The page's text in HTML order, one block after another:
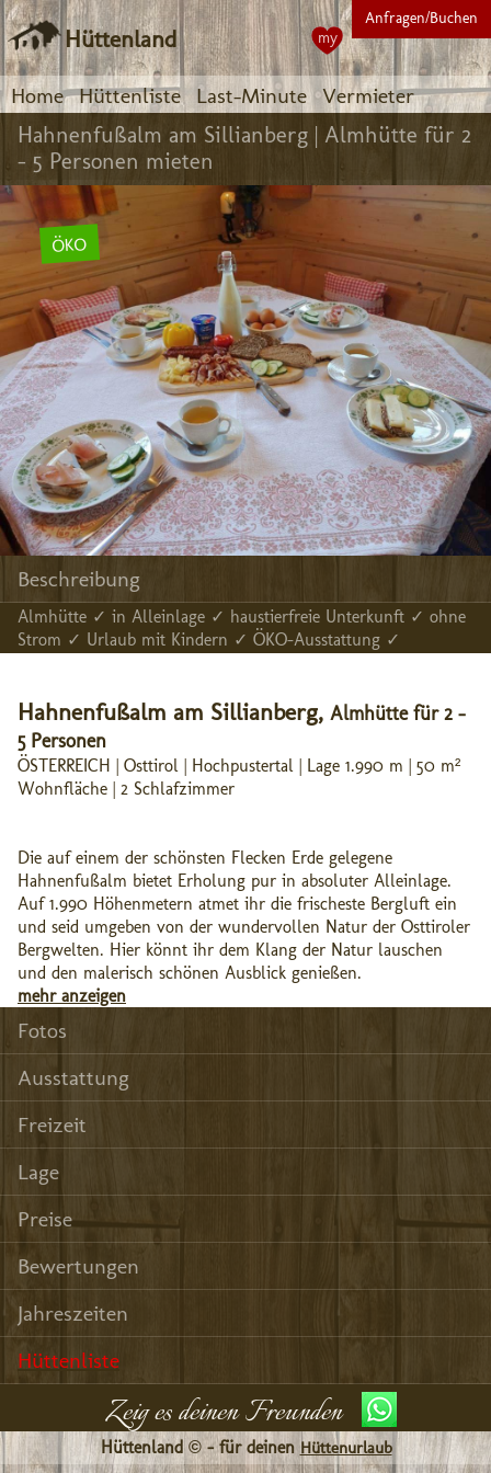
Hüttenland
Home Hüttenliste Last-Minute Vermieter
Anfragen/Buchen
my
Hahnenfußalm am Sillianberg | Almhütte für 2
- 5 Personen mieten
ÖKO
Beschreibung
Almhütte ✓ in Alleinlage ✓ haustierfreie Unterkunft ✓ ohne
Strom ✓ Urlaub mit Kindern ✓ ÖKO-Ausstattung ✓
Hahnenfußalm am Sillianberg, Almhütte für 2 -
5 Personen
ÖSTERREICH | Osttirol | Hochpustertal | Lage 1.990 m | 50 m²
Wohnfläche | 2 Schlafzimmer
Die auf einem der schönsten Flecken Erde gelegene
Hahnenfußalm bietet Erholung pur in absoluter Alleinlage.
Auf 1.990 Höhenmetern atmet ihr die frischeste Bergluft ein
und seid umgeben von der wundervollen Natur der Osttiroler
Bergwelten. Hier könnt ihr dem Klang der Natur lauschen
und den malerisch schönen Ausblick genießen.
mehr anzeigen
Fotos
Ausstattung
Freizeit
Lage
Preise
Bewertungen
Jahreszeiten
Hüttenliste
Zeig es deinen Freunden
Hüttenland © - für deinen Hüttenurlaub